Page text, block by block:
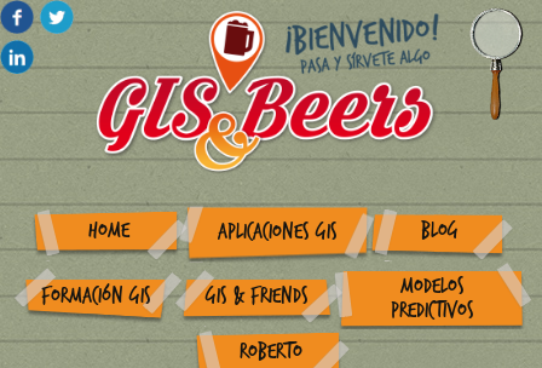
HOME APLICACIONES GIS BLOG
FORMACIÓN GIS GIS & FRIENDS
MODELOS
PREDICTIVOS
ROBERTO